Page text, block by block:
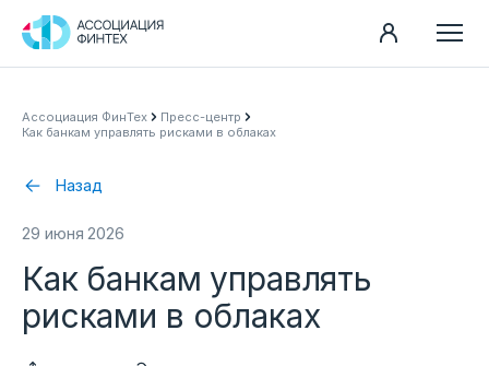
Ассоциация
Пресс-центр
Карьера
Контакты
Ассоциация ФинТех
Пресс-центр
Как банкам управлять рисками в облаках
Назад
29 июня 2026
Как банкам управлять
рисками в облаках